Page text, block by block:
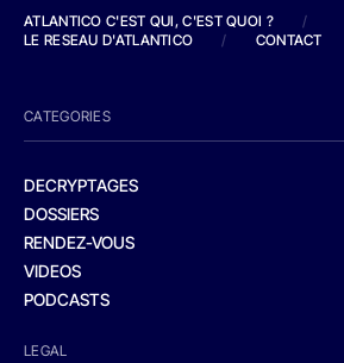
ATLANTICO C'EST QUI, C'EST QUOI ?
/
LE RESEAU D'ATLANTICO
/ CONTACT
CATEGORIES
DECRYPTAGES
DOSSIERS
RENDEZ-VOUS
VIDEOS
PODCASTS
LEGAL